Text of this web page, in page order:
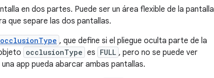
en dos partes. Puede ser un área flexible de la pantalla
que separe las dos pantallas.
occlusionType , que define si el pliegue oculta parte de la
occlusionType es FULL , pero no se puede ver
app pueda abarcar ambas pantallas.